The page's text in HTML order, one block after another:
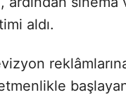
aldı.